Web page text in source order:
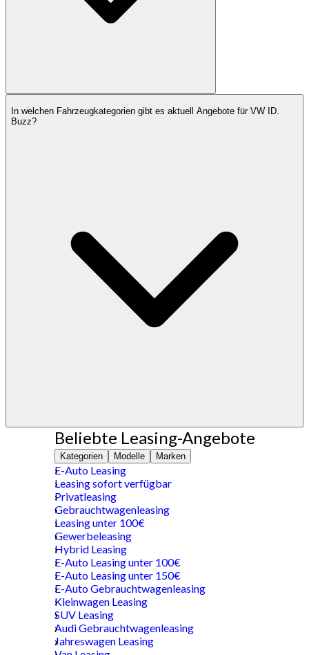
In welchen Fahrzeugkategorien gibt es aktuell Angebote für VW ID.
Buzz?
Beliebte Leasing-Angebote
Kategorien Modelle Marken
E-Auto Leasing
Leasing sofort verfügbar
Privatleasing
Gebrauchtwagenleasing
Leasing unter 100€
Gewerbeleasing
Hybrid Leasing
E-Auto Leasing unter 100€
E-Auto Leasing unter 150€
E-Auto Gebrauchtwagenleasing
Kleinwagen Leasing
SUV Leasing
Audi Gebrauchtwagenleasing
Jahreswagen Leasing